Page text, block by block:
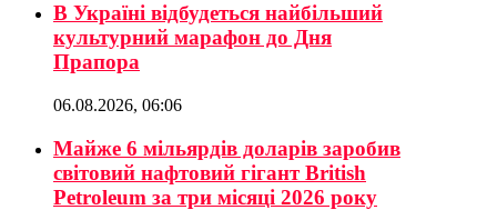
В Україні відбудеться найбільший
культурний марафон до Дня
Прапора
06.08.2026, 06:06
Майже 6 мільярдів доларів заробив
світовий нафтовий гігант British
Petroleum за три місяці 2026 року